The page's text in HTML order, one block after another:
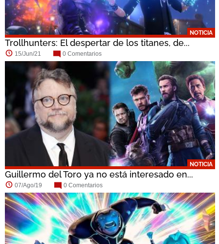
NOTICIA
Trollhunters: El despertar de los titanes, de...
15/Jun/21 0 Comentarios
NOTICIA
Guillermo del Toro ya no está interesado en...
07/Ago/19 0 Comentarios